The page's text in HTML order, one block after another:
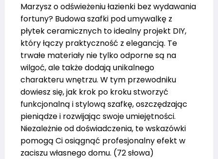
Marzysz o odświeżeniu łazienki bez wydawania
fortuny? Budowa szafki pod umywalkę z
płytek ceramicznych to idealny projekt DIY,
który łączy praktyczność z elegancją. Te
trwałe materiały nie tylko odporne są na
wilgoć, ale także dodają unikalnego
charakteru wnętrzu. W tym przewodniku
dowiesz się, jak krok po kroku stworzyć
funkcjonalną i stylową szafkę, oszczędzając
pieniądze i rozwijając swoje umiejętności.
Niezależnie od doświadczenia, te wskazówki
pomogą Ci osiągnąć profesjonalny efekt w
zaciszu własnego domu. (72 słowa)